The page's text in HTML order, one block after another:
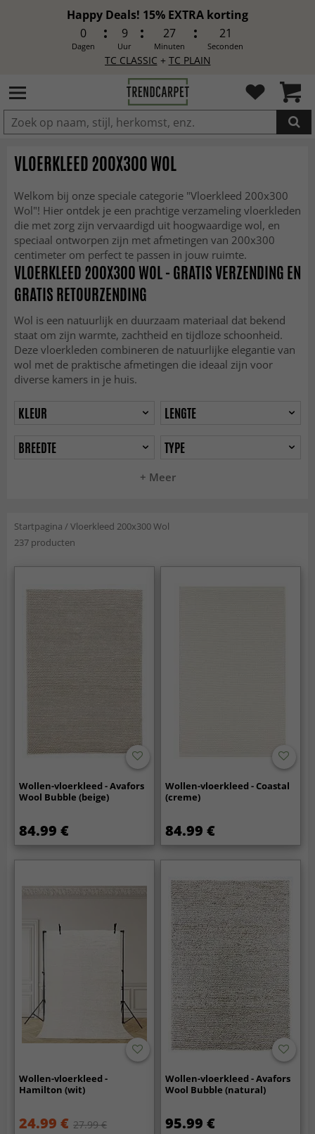
Happy Deals! 15% EXTRA korting
0
Dagen
9
Uur
27
Minuten
19
Seconden
TC CLASSIC + TC PLAIN
IN DE WINKELWAGEN GELEGD
VLOERKLEED 200X300 WOL
Welkom bij onze speciale categorie "Vloerkleed 200x300
Wol"! Hier ontdek je een prachtige verzameling vloerkleden
die met zorg zijn vervaardigd uit hoogwaardige wol, en
speciaal ontworpen zijn met afmetingen van 200x300
centimeter om perfect te passen in jouw ruimte.
VLOERKLEED 200X300 WOL - GRATIS VERZENDING EN
GRATIS RETOURZENDING
Wol is een natuurlijk en duurzaam materiaal dat bekend
staat om zijn warmte, zachtheid en tijdloze schoonheid.
Deze vloerkleden combineren de natuurlijke elegantie van
wol met de praktische afmetingen die ideaal zijn voor
diverse kamers in je huis.
+ Meer
KLEUR
LENGTE
BREEDTE
TYPE
Startpagina /Vloerkleed 200x300 Wol
237 producten
Wollen-vloerkleed - Avafors
Wool Bubble (beige)
84.99 €
Wollen-vloerkleed - Coastal
(creme)
84.99 €
Wollen-vloerkleed -
Hamilton (wit)
24.99 € 27.99 €
Wollen-vloerkleed - Avafors
Wool Bubble (natural)
95.99 €